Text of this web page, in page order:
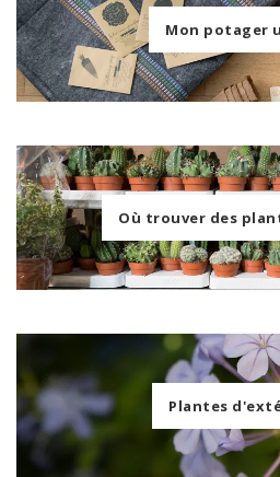
Mon potager
Où trouver des
Plantes